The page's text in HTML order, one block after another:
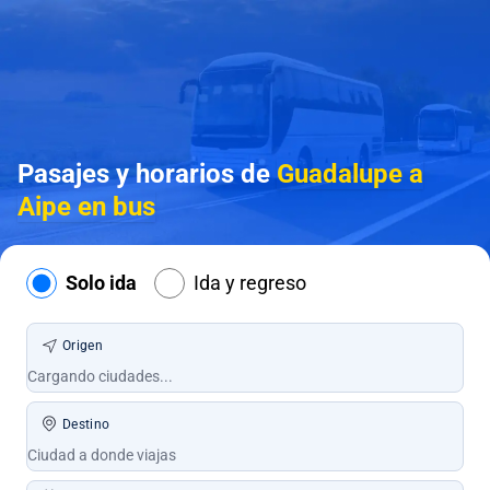
Pasajes y horarios deGuadalupe a
Aipe en bus
Solo ida Ida y regreso
Origen
Destino